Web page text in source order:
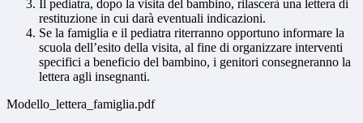
Il pediatra, dopo la visita del bambino, rilascerà una lettera di
restituzione in cui darà eventuali indicazioni.
Se la famiglia e il pediatra riterranno opportuno informare la
scuola dell’esito della visita, al fine di organizzare interventi
specifici a beneficio del bambino, i genitori consegneranno la
lettera agli insegnanti.
Modello_lettera_famiglia.pdf